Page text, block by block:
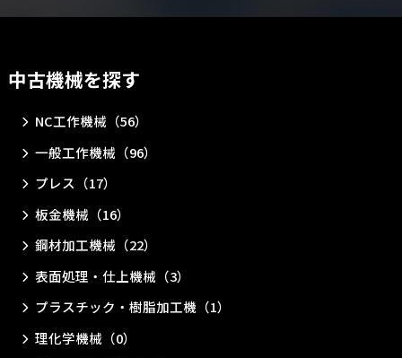
中古機械を探す
NC工作機械（56）
一般工作機械（96）
プレス（17）
板金機械（16）
鋼材加工機械（22）
表面処理・仕上機械（3）
プラスチック・樹脂加工機（1）
理化学機械（0）